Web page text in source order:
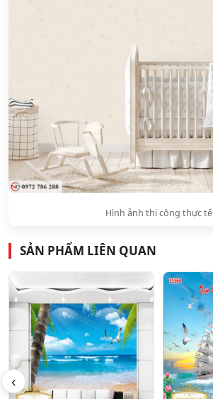
Hình ảnh thi công thực tế
SẢN PHẨM LIÊN QUAN
‹